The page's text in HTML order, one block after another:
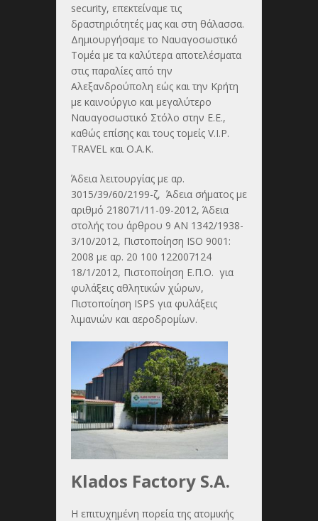
security, επεκτείναμε τις
δραστηριότητές μας και στη θάλασσα.
Δημιουργήσαμε το Ναυαγοσωστικό
Τομέα με τα καλύτερα αποτελέσματα
στις παραλίες από την
Αλεξανδρούπολη εώς και την Κρήτη
με καινούργιο και μεγαλύτερο
Ναυαγοσωστικό Στόλο στην Ε.Ε.,
καθώς επίσης και τους τομείς V.I.P.
TRAVEL και Ο.Α.Κ.
Άδεια λειτουργίας με αρ.
3015/39/60/2199-ζ, Άδεια σήματος με
αριθμό 218071/11-09-2012, Άδεια
στολής του άρθρου 9 ΑΝ 1342/1938-
3/10/2012, Πιστοποίηση ISO 9001:
2008 με αρ. 20 100 122007124
18/1/2012, Πιστοποίηση Ε.Π.Ο. για
φυλάξεις αθλητικών χώρων,
Πιστοποίηση ISPS για φυλάξεις
λιμανιών και αεροδρομίων.
Klados Factory S.A.
Η επιτυχημένη πορεία της ατομικής